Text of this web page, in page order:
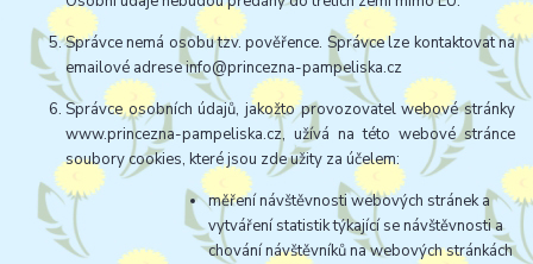
Správce nemá osobu tzv. pověřence. Správce lze kontaktovat na
emailové adrese info@princezna-pampeliska.cz
Správce osobních údajů, jakožto provozovatel webové stránky
www.princezna-pampeliska.cz, užívá na této webové stránce
soubory cookies, které jsou zde užity za účelem:
měření návštěvnosti webových stránek a
vytváření statistik týkající se návštěvnosti a
chování návštěvníků na webových stránkách